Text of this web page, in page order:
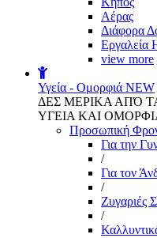
Αέρας
Διάφορα
Εργαλεία
view more
Υγεία - Ομορφιά NEW
ΔΕΣ ΜΕΡΙΚΑ ΑΠΌ
ΥΓΕΙΑ ΚΑΙ
Προσωπική
Για την
/
Για τον
/
Ζυγαριές
/